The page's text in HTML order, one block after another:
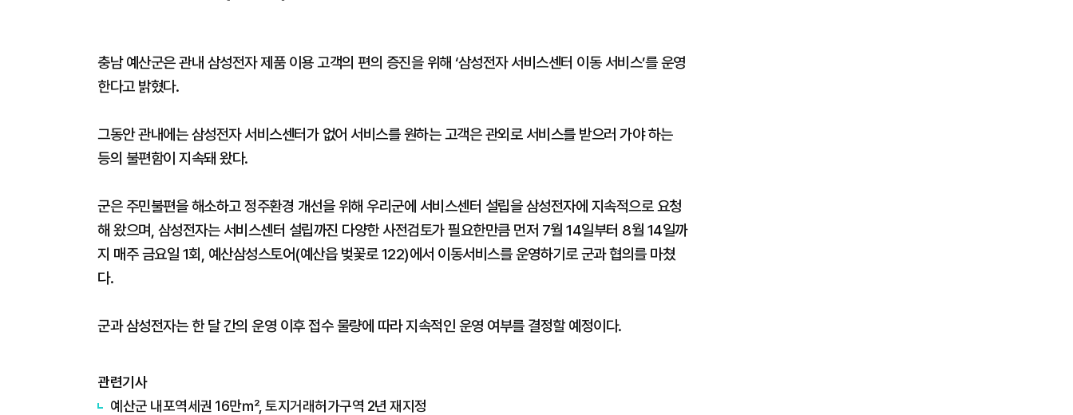
충남 예산군은 관내 삼성전자 제품 이용 고객의 편의 증진을 위해 ‘삼성전자 서비스센터 이동 서비스’를 운영
한다고 밝혔다.
그동안 관내에는 삼성전자 서비스센터가 없어 서비스를 원하는 고객은 관외로 서비스를 받으러 가야 하는
등의 불편함이 지속돼 왔다.
군은 주민불편을 해소하고 정주환경 개선을 위해 우리군에 서비스센터 설립을 삼성전자에 지속적으로 요청
해 왔으며, 삼성전자는 서비스센터 설립까진 다양한 사전검토가 필요한만큼 먼저 7월 14일부터 8월 14일까
지 매주 금요일 1회, 예산삼성스토어(예산읍 벚꽃로 122)에서 이동서비스를 운영하기로 군과 협의를 마쳤
다.
군과 삼성전자는 한 달 간의 운영 이후 접수 물량에 따라 지속적인 운영 여부를 결정할 예정이다.
관련기사
예산군 내포역세권 16만㎡, 토지거래허가구역 2년 재지정